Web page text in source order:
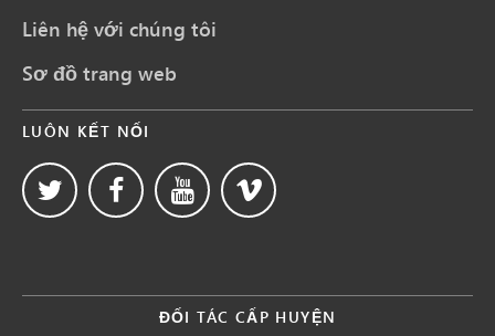
Liên hệ với chúng tôi
Sơ đồ trang web
LUÔN KẾT NỐI
ĐỐI TÁC CẤP HUYỆN